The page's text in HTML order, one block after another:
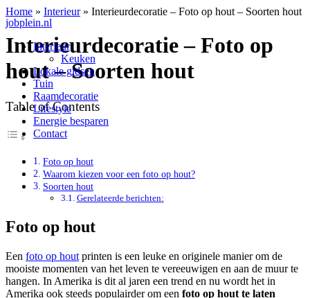
jobplein.nl
Interieur
Keuken
Lokale gidsen
Tuin
Raamdecoratie
Lifestyle
Energie besparen
Contact
Home » Interieur» Interieurdecoratie – Foto op hout – Soorten hout
Interieurdecoratie – Foto op
hout – Soorten hout
Table of Contents
Foto op hout
Waarom kiezen voor een foto op hout?
Soorten hout
Gerelateerde berichten:
Foto op hout
Een foto op hout printen is een leuke en originele manier om de
mooiste momenten van het leven te vereeuwigen en aan de muur te
hangen. In Amerika is dit al jaren een trend en nu wordt het in
Amerika ook steeds populairder om een foto op hout te laten